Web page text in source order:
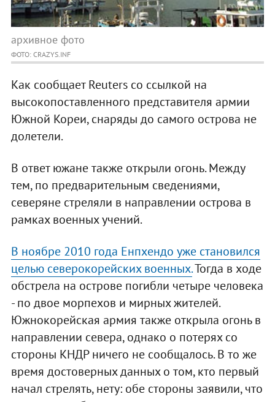
архивное фото
ФОТО: CRAZYS.INF
Как сообщает Reuters со ссылкой на
высокопоставленного представителя армии
Южной Кореи, снаряды до самого острова не
долетели.
В ответ южане также открыли огонь. Между
тем, по предварительным сведениями,
северяне стреляли в направлении острова в
рамках военных учений.
В ноябре 2010 года Енпхендо уже становился
целью северокорейских военных.Тогда в ходе
обстрела на острове погибли четыре человека
- по двое морпехов и мирных жителей.
Южнокорейская армия также открыла огонь в
направлении севера, однако о потерях со
стороны КНДР ничего не сообщалось. В то же
время достоверных данных о том, кто первый
начал стрелять, нету: обе стороны заявили, что